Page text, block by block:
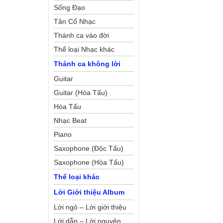
Sống Đạo
Tân Cổ Nhạc
Thánh ca vào đời
Thể loại Nhạc khác
Thánh ca không lời
Guitar
Guitar (Hòa Tấu)
Hòa Tấu
Nhạc Beat
Piano
Saxophone (Độc Tấu)
Saxophone (Hòa Tấu)
Thể loại khác
Lời Giới thiệu Album
Lời ngỏ – Lời giới thiệu
Lời dẫn – Lời nguyện